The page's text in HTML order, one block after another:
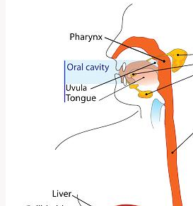
Klíč
k
pohodlnému
sedění